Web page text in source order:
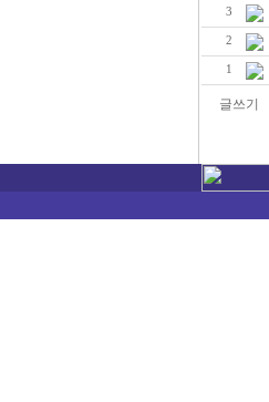
3
2
1
글쓰기